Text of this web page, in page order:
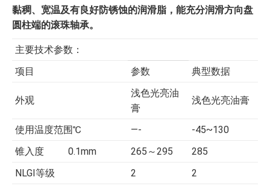
黏稠、宽温及有良好防锈蚀的润滑脂，能充分润滑方向盘
圆柱端的滚珠轴承。
主要技术参数：
项目
参数 典型数据
外观
浅色光亮油
膏
浅色光亮油膏
使用温度范围℃ —-
-45~130
锥入度 0.1mm
265～295
285
NLGI等级
2
2